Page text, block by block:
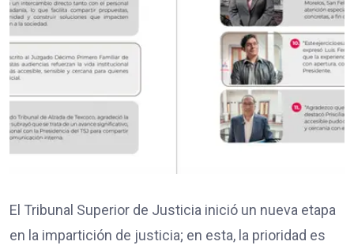
El Tribunal Superior de Justicia inició un nueva etapa
en la impartición de justicia; en esta, la prioridad es